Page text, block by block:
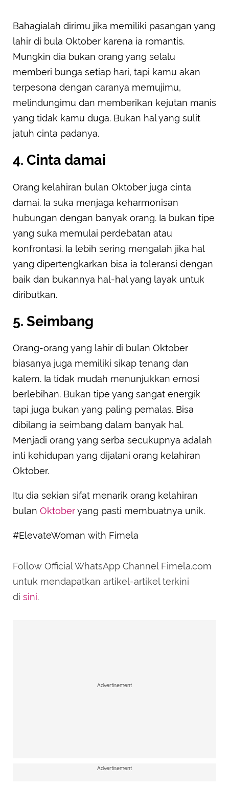
Bahagialah dirimu jika memiliki pasangan yang
lahir di bula Oktober karena ia romantis.
Mungkin dia bukan orang yang selalu
memberi bunga setiap hari, tapi kamu akan
terpesona dengan caranya memujimu,
melindungimu dan memberikan kejutan manis
yang tidak kamu duga. Bukan hal yang sulit
jatuh cinta padanya.
4. Cinta damai
Orang kelahiran bulan Oktober juga cinta
damai. Ia suka menjaga keharmonisan
hubungan dengan banyak orang. Ia bukan tipe
yang suka memulai perdebatan atau
konfrontasi. Ia lebih sering mengalah jika hal
yang dipertengkarkan bisa ia toleransi dengan
baik dan bukannya hal-hal yang layak untuk
diributkan.
5. Seimbang
Orang-orang yang lahir di bulan Oktober
biasanya juga memiliki sikap tenang dan
kalem. Ia tidak mudah menunjukkan emosi
berlebihan. Bukan tipe yang sangat energik
tapi juga bukan yang paling pemalas. Bisa
dibilang ia seimbang dalam banyak hal.
Menjadi orang yang serba secukupnya adalah
inti kehidupan yang dijalani orang kelahiran
Oktober.
Itu dia sekian sifat menarik orang kelahiran
bulan Oktoberyang pasti membuatnya unik.
#ElevateWoman with Fimela
Follow Official WhatsApp Channel Fimela.com
untuk mendapatkan artikel-artikel terkini
di sini.
Advertisement
Advertisement